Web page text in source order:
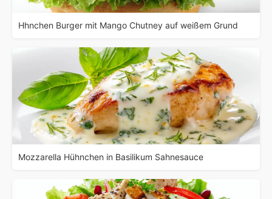
Hhnchen Burger mit Mango Chutney auf weißem Grund
Mozzarella Hühnchen in Basilikum Sahnesauce